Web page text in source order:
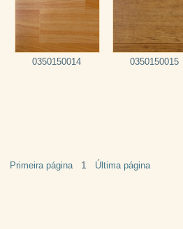
0350150014 0350150015
Primeira página 1 Última página